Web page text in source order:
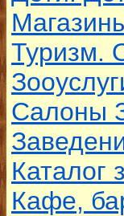
Туризм.
Салоны
Каталог
Кафе,